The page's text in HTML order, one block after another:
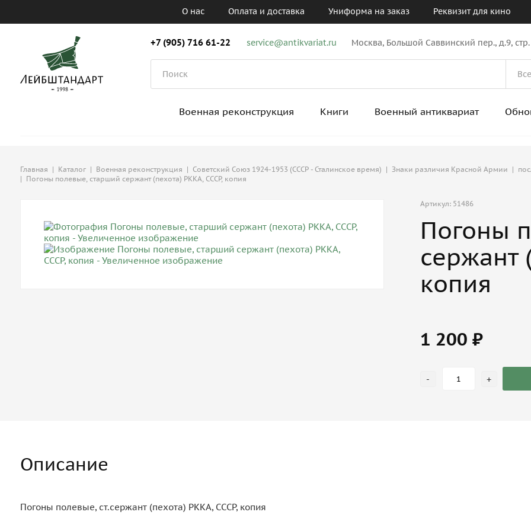
О нас Оплата и доставка Униформа на заказ Реквизит для кино
+7 (905) 716 61-22 service@antikvariat.ru Москва, Большой Саввинский пер., д.9,
Военная реконструкция Книги Военный антиквариат
Главная | Каталог | Военная реконструкция | Советский Союз 1924-1953 (СССР - Сталинское время) | Знаки различия Красной Армии |
| Погоны полевые, старший сержант (пехота) РККА, СССР, копия
Артикул: 51486
Погоны
сержант
копия
1 200 ₽
- +
Описание
Погоны полевые, ст.сержант (пехота) РККА, СССР, копия